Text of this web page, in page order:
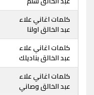
كلمات اغاني علاء
عبد الخالق اولنا
كلمات اغاني علاء
عبد الخالق بناديلك
كلمات اغاني علاء
عبد الخالق وصاني